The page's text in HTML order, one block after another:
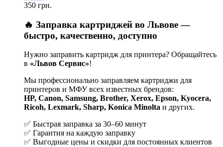
350 грн.
🔥 Заправка картриджей во Львове —
быстро, качественно, доступно
Нужно заправить картридж для принтера? Обращайтесь
в «Львов Сервис»!
Мы профессионально заправляем картриджи для
принтеров и МФУ всех известных брендов:
HP, Canon, Samsung, Brother, Xerox, Epson, Kyocera,
Ricoh, Lexmark, Sharp, Konica Minolta и других.
✅ Быстрая заправка за 30–60 минут
✅ Гарантия на каждую заправку
✅ Выгодные цены и скидки для постоянных клиентов